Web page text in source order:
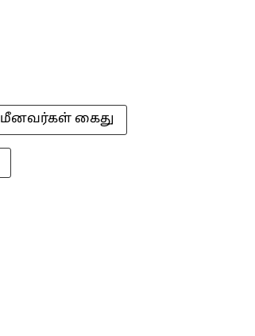
மீனவர்கள் கைது